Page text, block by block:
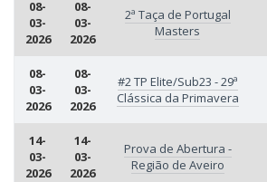
08-
03-
2026
08-
03-
2026
2ª Taça de Portugal
Masters
08-
03-
2026
08-
03-
2026
#2 TP Elite/Sub23 - 29ª
Clássica da Primavera
14-
03-
2026
14-
03-
2026
Prova de Abertura -
Região de Aveiro